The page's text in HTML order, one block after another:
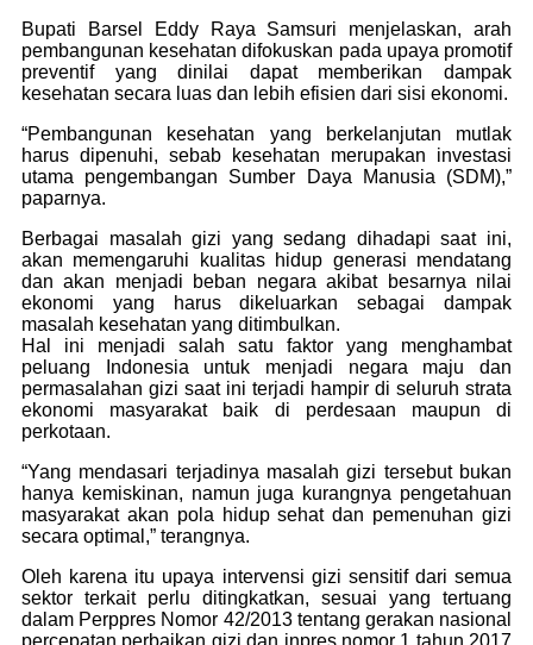
Bupati Barsel Eddy Raya Samsuri menjelaskan, arah
pembangunan kesehatan difokuskan pada upaya promotif
preventif yang dinilai dapat memberikan dampak
kesehatan secara luas dan lebih efisien dari sisi ekonomi.
“Pembangunan kesehatan yang berkelanjutan mutlak
harus dipenuhi, sebab kesehatan merupakan investasi
utama pengembangan Sumber Daya Manusia (SDM),”
paparnya.
Berbagai masalah gizi yang sedang dihadapi saat ini,
akan memengaruhi kualitas hidup generasi mendatang
dan akan menjadi beban negara akibat besarnya nilai
ekonomi yang harus dikeluarkan sebagai dampak
masalah kesehatan yang ditimbulkan.
Hal ini menjadi salah satu faktor yang menghambat
peluang Indonesia untuk menjadi negara maju dan
permasalahan gizi saat ini terjadi hampir di seluruh strata
ekonomi masyarakat baik di perdesaan maupun di
perkotaan.
“Yang mendasari terjadinya masalah gizi tersebut bukan
hanya kemiskinan, namun juga kurangnya pengetahuan
masyarakat akan pola hidup sehat dan pemenuhan gizi
secara optimal,” terangnya.
Oleh karena itu upaya intervensi gizi sensitif dari semua
sektor terkait perlu ditingkatkan, sesuai yang tertuang
dalam Perppres Nomor 42/2013 tentang gerakan nasional
percepatan perbaikan gizi dan inpres nomor 1 tahun 2017